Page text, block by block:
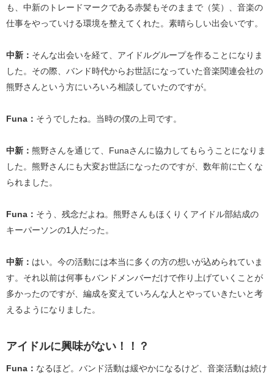
も、中新のトレードマークである赤髪もそのままで（笑）、音楽の
仕事をやっていける環境を整えてくれた。素晴らしい出会いです。
中新： そんな出会いを経て、アイドルグループを作ることになりま
した。その際、バンド時代からお世話になっていた音楽関連会社の
熊野さんという方にいろいろ相談していたのですが。
Funa： そうでしたね。当時の僕の上司です。
中新： 熊野さんを通じて、Funaさんに協力してもらうことになりま
した。熊野さんにも大変お世話になったのですが、数年前に亡くな
られました。
Funa： そう、残念だよね。熊野さんもほくりくアイドル部結成の
キーパーソンの1人だった。
中新： はい。今の活動には本当に多くの方の想いが込められていま
す。それ以前は何事もバンドメンバーだけで作り上げていくことが
多かったのですが、編成を変えていろんな人とやっていきたいと考
えるようになりました。
アイドルに興味がない！！？
Funa： なるほど。バンド活動は緩やかになるけど、音楽活動は続け